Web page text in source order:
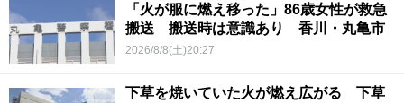
「火が服に燃え移った」86歳女性が救急
搬送 搬送時は意識あり 香川・丸亀市
2026/8/8(土)20:27
下草を焼いていた火が燃え広がる 下草